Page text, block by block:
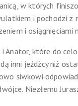
w których
i pochodzi z
i osiągnięciami
które do
inni jeźdźcy niż
siwkowi
Niezłemu